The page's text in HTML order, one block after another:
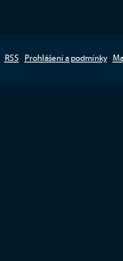
RSS Prohlášení a podmínky